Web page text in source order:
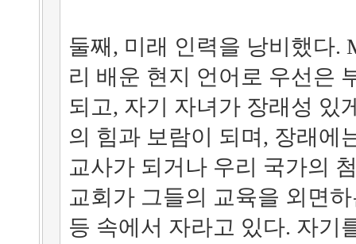
둘째, 미래 인력을 낭비했다.
리 배운 현지 언어로 우선은
되고, 자기 자녀가 장래성 있
의 힘과 보람이 되며, 장래에
교사가 되거나 우리 국가의
교회가 그들의 교육을 외면
등 속에서 자라고 있다. 자기